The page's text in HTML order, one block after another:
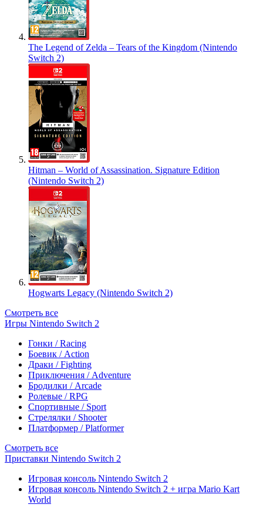
The Legend of Zelda – Tears of the Kingdom (Nintendo
Switch 2)
Hitman – World of Assassination. Signature Edition
(Nintendo Switch 2)
Hogwarts Legacy (Nintendo Switch 2)
Смотреть все
Игры Nintendo Switch 2
Гонки / Racing
Боевик / Action
Драки / Fighting
Приключения / Adventure
Бродилки / Arcade
Ролевые / RPG
Спортивные / Sport
Стрелялки / Shooter
Платформер / Platformer
Смотреть все
Приставки Nintendo Switch 2
Игровая консоль Nintendo Switch 2
Игровая консоль Nintendo Switch 2 + игра Mario Kart
World